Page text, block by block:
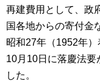
再建費用として、政
国各地からの寄付金
昭和27年（1952年
10月10日に落慶法要
した。